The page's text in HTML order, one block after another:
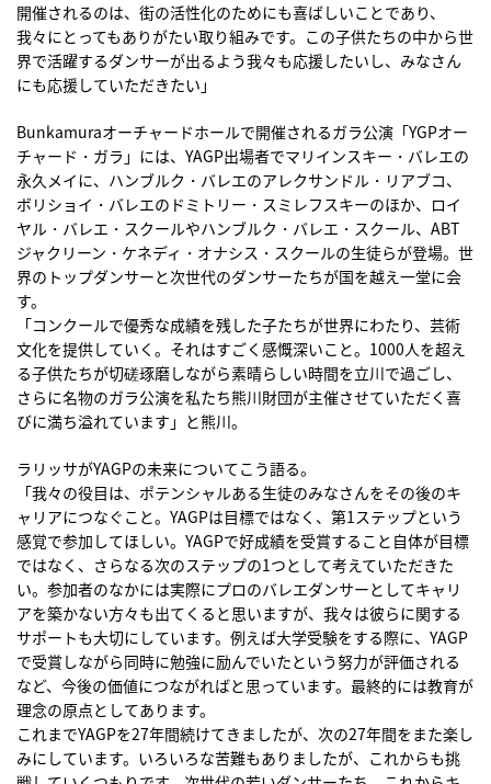
開催されるのは、街の活性化のためにも喜ばしいことであり、
我々にとってもありがたい取り組みです。この子供たちの中から世
界で活躍するダンサーが出るよう我々も応援したいし、みなさん
にも応援していただきたい」
Bunkamuraオーチャードホールで開催されるガラ公演「YGPオー
チャード・ガラ」には、YAGP出場者でマリインスキー・バレエの
永久メイに、ハンブルク・バレエのアレクサンドル・リアブコ、
ボリショイ・バレエのドミトリー・スミレフスキーのほか、ロイ
ヤル・バレエ・スクールやハンブルク・バレエ・スクール、ABT
ジャクリーン・ケネディ・オナシス・スクールの生徒らが登場。世
界のトップダンサーと次世代のダンサーたちが国を越え一堂に会
す。
「コンクールで優秀な成績を残した子たちが世界にわたり、芸術
文化を提供していく。それはすごく感慨深いこと。1000人を超え
る子供たちが切磋琢磨しながら素晴らしい時間を立川で過ごし、
さらに名物のガラ公演を私たち熊川財団が主催させていただく喜
びに満ち溢れています」と熊川。
ラリッサがYAGPの未来についてこう語る。
「我々の役目は、ポテンシャルある生徒のみなさんをその後のキ
ャリアにつなぐこと。YAGPは目標ではなく、第1ステップという
感覚で参加してほしい。YAGPで好成績を受賞すること自体が目標
ではなく、さらなる次のステップの1つとして考えていただきた
い。参加者のなかには実際にプロのバレエダンサーとしてキャリ
アを築かない方々も出てくると思いますが、我々は彼らに関する
サポートも大切にしています。例えば大学受験をする際に、YAGP
で受賞しながら同時に勉強に励んでいたという努力が評価される
など、今後の価値につながればと思っています。最終的には教育が
理念の原点としてあります。
これまでYAGPを27年間続けてきましたが、次の27年間をまた楽し
みにしています。いろいろな苦難もありましたが、これからも挑